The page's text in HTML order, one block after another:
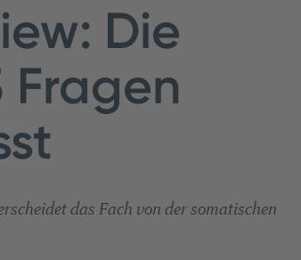
Die
das Fach von der somatischen